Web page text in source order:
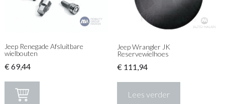
Jeep Renegade Afsluitbare
wielbouten
€ 69,44
Jeep Wrangler JK
Reservewielhoes
€111,94
Lees verder